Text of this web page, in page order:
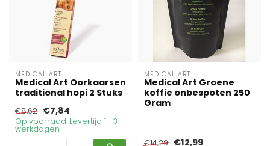
MEDICAL ART
Medical Art Oorkaarsen
traditional hopi 2 Stuks
€8,62 €7,84
Op voorraad. Levertijd 1 - 3
werkdagen
MEDICAL ART
Medical Art Groene
koffie onbespoten 250
Gram
€14,29 €12,99